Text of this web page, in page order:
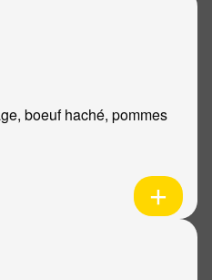
boeuf haché, pommes